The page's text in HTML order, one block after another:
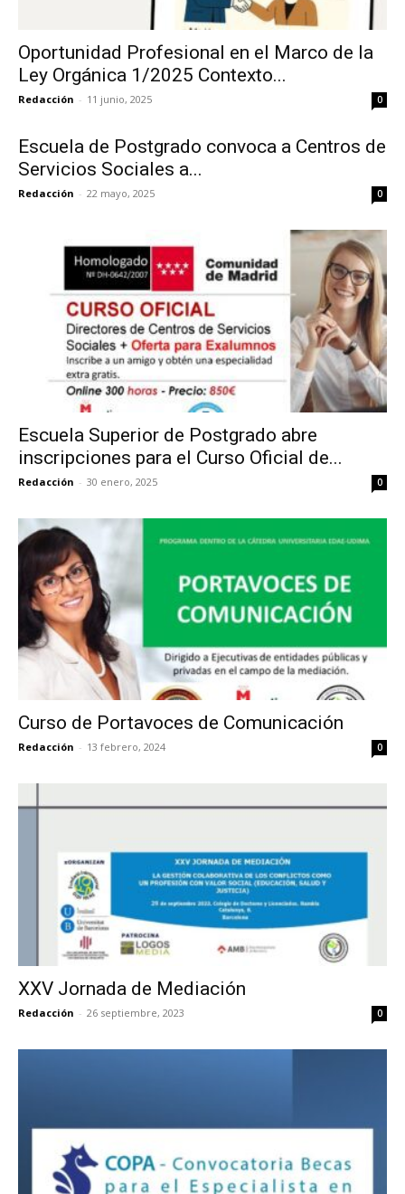
Oportunidad Profesional en el Marco de la
Ley Orgánica 1/2025 Contexto...
Redacción - 11 junio, 2025 0
Escuela de Postgrado convoca a Centros de
Servicios Sociales a...
Redacción - 22 mayo, 2025 0
Escuela Superior de Postgrado abre
inscripciones para el Curso Oficial de...
Redacción - 30 enero, 2025 0
Curso de Portavoces de Comunicación
Redacción - 13 febrero, 2024 0
XXV Jornada de Mediación
Redacción - 26 septiembre, 2023 0